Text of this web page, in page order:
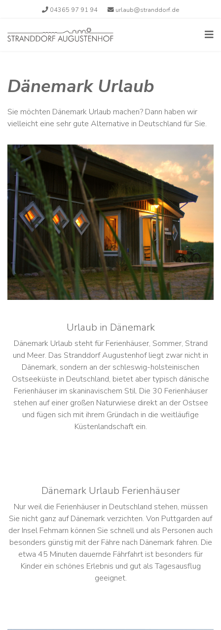
04365 97 91 94 urlaub@stranddorf.de
Dänemark Urlaub
Sie möchten Dänemark Urlaub machen? Dann haben wir
vielleicht eine sehr gute Alternative in Deutschland für Sie.
Urlaub in Dänemark
Dänemark Urlaub steht für Ferienhäuser, Sommer, Strand
und Meer. Das Stranddorf Augustenhof liegt zwar nicht in
Dänemark, sondern an der schleswig-holsteinischen
Ostseeküste in Deutschland, bietet aber typisch dänische
Ferienhäuser im skaninavischem Stil. Die 30 Ferienhäuser
stehen auf einer großen Naturwiese direkt an der Ostsee
und fügen sich mit ihrem Gründach in die weitläufige
Küstenlandschaft ein.
Dänemark Urlaub Ferienhäuser
Nur weil die Ferienhäuser in Deutschland stehen, müssen
Sie nicht ganz auf Dänemark verzichten. Von Puttgarden auf
der Insel Fehmarn können Sie schnell und als Personen auch
besonders günstig mit der Fähre nach Dänemark fahren. Die
etwa 45 Minuten dauernde Fährfahrt ist besonders für
Kinder ein schönes Erlebnis und gut als Tagesausflug
geeignet.